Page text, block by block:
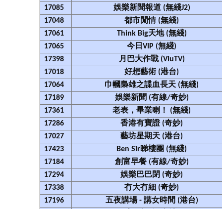
17085
娛樂新聞報道 (無綫J2)
17048
都市閒情 (無綫)
17061
Think Big天地 (無綫)
17065
今日VIP (無綫)
17398
月巴大作戰 (ViuTV)
17018
好想藝術 (港台)
17064
巾幗梟雄之諜血長天 (無綫)
17189
娛樂新聞 (有線/奇妙)
17361
老表，畢業喇！ (無綫)
17286
香港有寶證 (奇妙)
17027
藝坊星期天 (港台)
17423
Ben Sir睇樓團 (無綫)
17184
創富早餐 (有線/奇妙)
17294
娛樂巴巴閉 (奇妙)
17338
冇大冇細 (奇妙)
17196
五夜講場 - 講女時間 (港台)